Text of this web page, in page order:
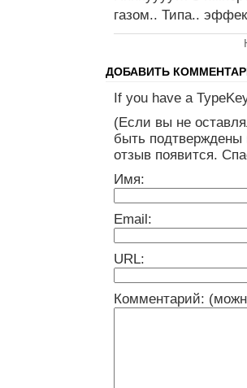
газом.. Типа..
ДОБАВИТЬ
If you have a
(Если вы не
быть
отзыв появится.
Имя:
Email:
URL:
Комментарий: